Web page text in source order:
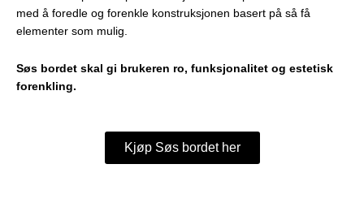
med å foredle og forenkle konstruksjonen basert på så få
elementer som mulig.
Søs bordet skal gi brukeren ro, funksjonalitet og estetisk
forenkling.
Kjøp Søs bordet her